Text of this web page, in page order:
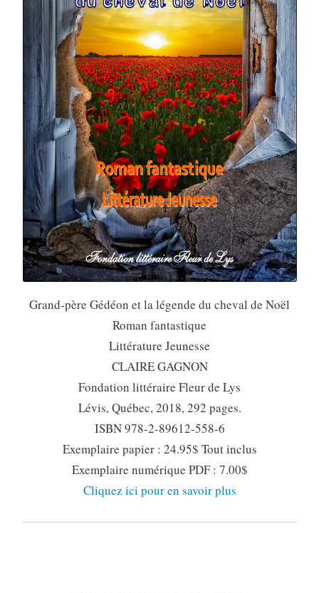
Grand-père Gédéon et la légende du cheval de Noël
Roman fantastique
Littérature Jeunesse
CLAIRE GAGNON
Fondation littéraire Fleur de Lys
Lévis, Québec, 2018, 292 pages.
ISBN 978-2-89612-558-6
Exemplaire papier : 24.95$ Tout inclus
Exemplaire numérique PDF : 7.00$
Cliquez ici pour en savoir plus